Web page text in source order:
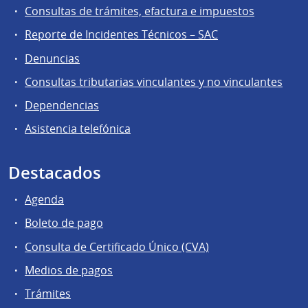
Consultas de trámites, efactura e impuestos
Reporte de Incidentes Técnicos – SAC
Denuncias
Consultas tributarias vinculantes y no vinculantes
Dependencias
Asistencia telefónica
Destacados
Agenda
Boleto de pago
Consulta de Certificado Único (CVA)
Medios de pagos
Trámites